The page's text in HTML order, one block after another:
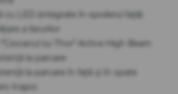
cu LED (integrate în spoilerul față)
a farurilor
"Ciocanul lui Thor" Active High Beam
la parcare
la parcare în față și în spate
înapoi